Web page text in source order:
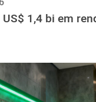
1,4 bi em